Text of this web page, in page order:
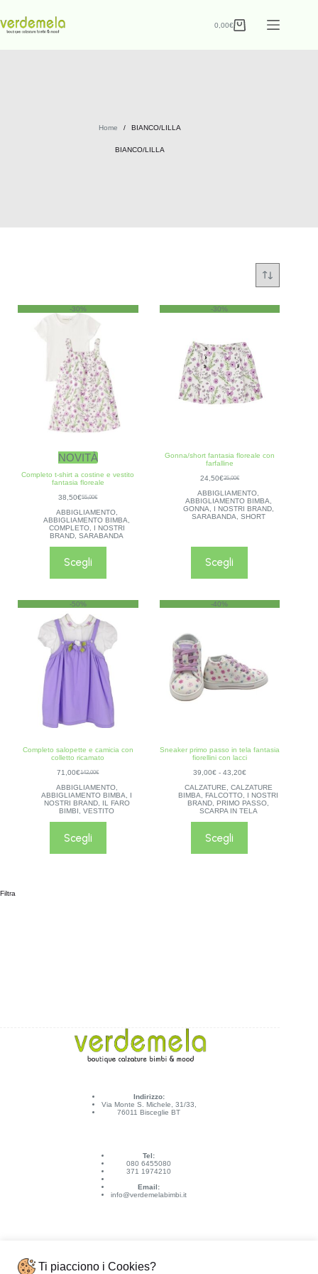
0,00€
Home / BIANCO/LILLA
BIANCO/LILLA
-30%
NOVITÀ
Completo t-shirt a costine e vestito
fantasia floreale
55,00€
38,50€
ABBIGLIAMENTO,
ABBIGLIAMENTO BIMBA
COMPLETO,
I NOSTRI
BRAND ,SARABANDA
Scegli
-30%
Gonna/short fantasia floreale con
farfalline
35,00€
24,50€
ABBIGLIAMENTO
ABBIGLIAMENTO BIMBA
GONNA
I NOSTRI BRAND,
SARABANDA
SHORT
Scegli
-50%
Completo salopette e camicia con
colletto ricamato
142,00€
71,00€
ABBIGLIAMENTO,
ABBIGLIAMENTO BIMBA, I
NOSTRI BRAND, IL FARO
BIMBI,VESTITO
Scegli
-40%
Sneaker primo passo in tela fantasia
fiorellini con lacci
39,00€ - 43,20€
CALZATURE, CALZATURE
BIMBA,FALCOTTO, I NOSTRI
BRAND,PRIMO PASSO,
SCARPA IN TELA
Scegli
Filtra
Indirizzo:
Via Monte S. Michele, 31/33,
76011 Bisceglie BT
Tel:
080 6455080
371 1974210
Email:
info@verdemelabimbi.it
Ti piacciono i Cookies?